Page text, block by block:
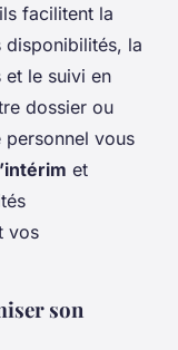
facilitent la
disponibilités, la
et le suivi en
dossier ou
personnel vous
et
vos
son